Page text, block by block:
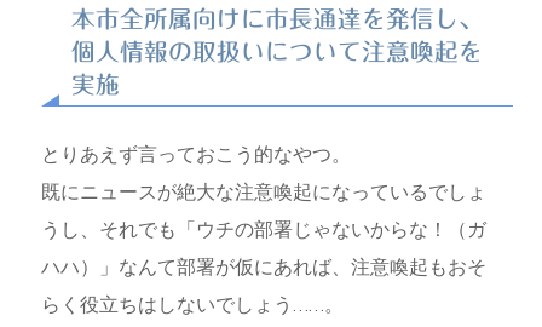
本市全所属向けに市長通達を発信し、
個人情報の取扱いについて注意喚起を
実施
とりあえず言っておこう的なやつ。
既にニュースが絶大な注意喚起になっているでしょ
うし、それでも「ウチの部署じゃないからな！（ガ
ハハ）」なんて部署が仮にあれば、注意喚起もおそ
らく役立ちはしないでしょう……。